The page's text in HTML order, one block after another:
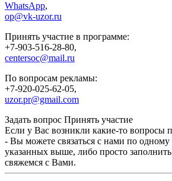
WhatsApp,
op@vk-uzor.ru
Принять участие в программе:
+7-903-516-28-80,
centersoc@mail.ru
По вопросам рекламы:
+7-920-025-62-05,
uzor.pr@gmail.com
Задать вопрос Принять участие
Если у Вас возникли какие-то вопросы
- Вы можете связаться с нами по одному
указанных выше, либо просто
свяжемся с Вами.